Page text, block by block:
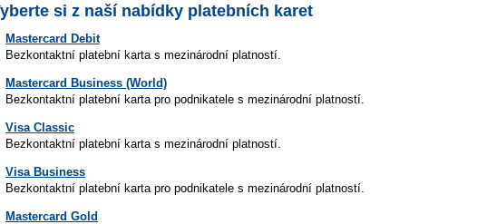
si z naší nabídky platebních karet
Mastercard Debit
Bezkontaktní platební karta s mezinárodní platností.
Mastercard Business (World)
Bezkontaktní platební karta pro podnikatele s mezinárodní platností.
Visa Classic
Bezkontaktní platební karta s mezinárodní platností.
Visa Business
Bezkontaktní platební karta pro podnikatele s mezinárodní platností.
Mastercard Gold